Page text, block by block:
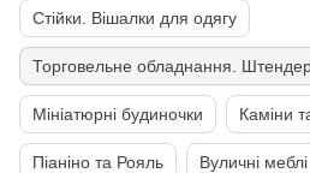
Стійки. Вішалки для одягу
Торговельне обладнання.
Мініатюрні будиночки Каміни
Піаніно та Рояль Вуличні меблі